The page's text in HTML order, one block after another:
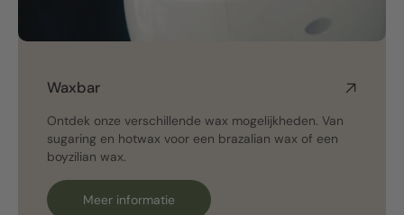
Waxbar
Ontdek onze verschillende wax mogelijkheden. Van
sugaring en hotwax voor een brazalian wax of een
boyzilian wax.
Meer informatie